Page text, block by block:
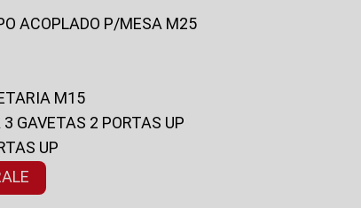
ACOPLADO P/MESA M25
M15
3 GAVETAS 2 PORTAS UP
UP